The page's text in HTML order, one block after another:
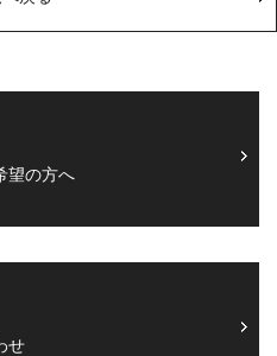
望の方へ
せ